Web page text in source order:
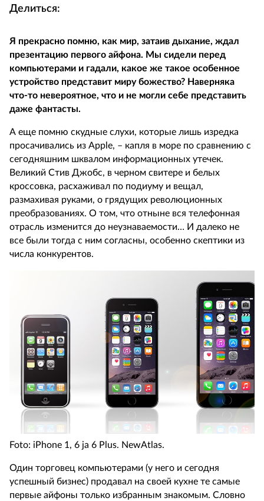
Делиться:
Я прекрасно помню, как мир, затаив дыхание, ждал
презентацию первого айфона. Мы сидели перед
компьютерами и гадали, какое же такое особенное
устройство представит миру божество? Наверняка
что-то невероятное, что и не могли себе представить
даже фантасты.
А еще помню скудные слухи, которые лишь изредка
просачивались из Apple, – капля в море по сравнению с
сегодняшним шквалом информационных утечек.
Великий Стив Джобс, в черном свитере и белых
кроссовка, расхаживал по подиуму и вещал,
размахивая руками, о грядущих революционных
преобразованиях. О том, что отныне вся телефонная
отрасль изменится до неузнаваемости… И далеко не
все были тогда с ним согласны, особенно скептики из
числа конкурентов.
Foto: iPhone 1, 6 ja 6 Plus. NewAtlas.
Один торговец компьютерами (у него и сегодня
успешный бизнес) продавал на своей кухне те самые
первые айфоны только избранным знакомым. Словно